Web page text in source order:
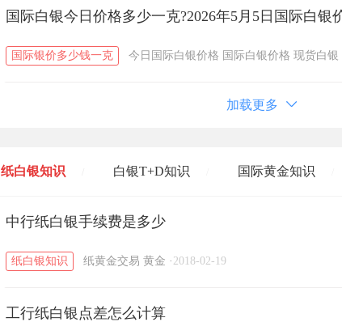
国际白银今日价格多少一克?2026年5月5日国际白银
国际银价多少钱一克 今日国际白银价格 国际白银价格 现货白银
加载更多
纸白银知识 白银T+D知识 国际黄金知识
黄金T+D知识 / 粤贵银知识
中行纸白银手续费是多少
纸白银知识 纸黄金交易 黄金 · 2018-02-19
工行纸白银点差怎么计算